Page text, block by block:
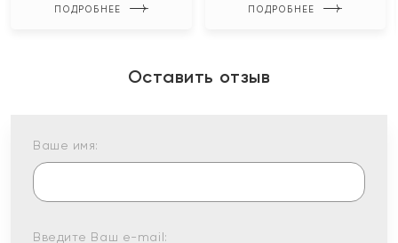
ПОДРОБНЕЕ ПОДРОБНЕЕ
Оставить отзыв
Ваше имя:
Введите Ваш e-mail: